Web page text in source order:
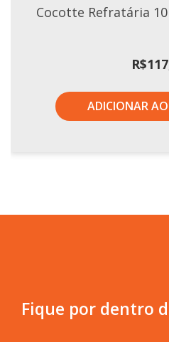
Cocotte Refratária
R$
ADICIONAR
Fique por dentro